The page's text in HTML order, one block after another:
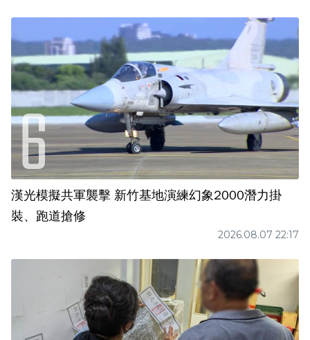
漢光模擬共軍襲擊 新竹基地演練幻象2000潛力掛
裝、跑道搶修
2026.08.07 22:17